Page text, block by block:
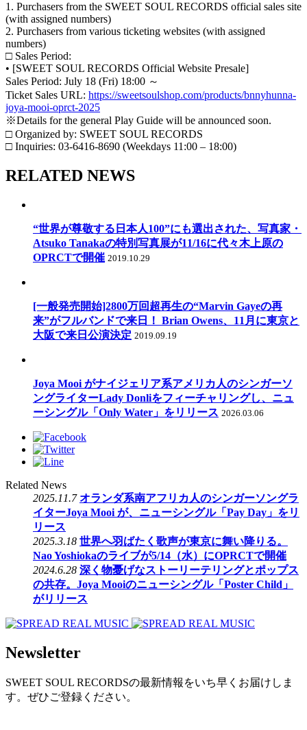
1. Purchasers from the SWEET SOUL RECORDS official sales site
(with assigned numbers)
2. Purchasers from various ticketing websites (with assigned
numbers)
□ Sales Period:
• [SWEET SOUL RECORDS Official Website Presale]
Sales Period: July 18 (Fri) 18:00 ～
Ticket Sales URL: https://sweetsoulshop.com/products/bnnyhunna-
joya-mooi-oprct-2025
※Details for the general Play Guide will be announced soon.
□ Organized by: SWEET SOUL RECORDS
□ Inquiries: 03-6416-8690 (Weekdays 11:00 – 18:00)
RELATED NEWS
“世界が尊敬する日本人100”にも選出された、写真家・
Atsuko Tanakaの特別写真展が11/16に代々木上原の
OPRCTで開催 2019.10.29
[一般発売開始]2800万回超再生の“Marvin Gayeの再
来”がフルバンドで来日！ Brian Owens、11月に東京と
大阪で来日公演決定 2019.09.19
Joya Mooi がナイジェリア系アメリカ人のシンガーソ
ングライターLady Donliをフィーチャリングし、ニュ
ーシングル「Only Water」をリリース 2026.03.06
Related News
2025.11.7 オランダ系南アフリカ人のシンガーソングラ
イターJoya Mooi が、ニューシングル「Pay Day」をリ
リース
2025.3.18 世界へ羽ばたく歌声が東京に舞い降りる。
Nao Yoshiokaのライブが5/14（水）にOPRCTで開催
2024.6.28 深く物憂げなストーリーテリングとポップス
の共存。Joya Mooiのニューシングル「Poster Child」
がリリース
Newsletter
SWEET SOUL RECORDSの最新情報をいち早くお届けしま
す。ぜひご登録ください。